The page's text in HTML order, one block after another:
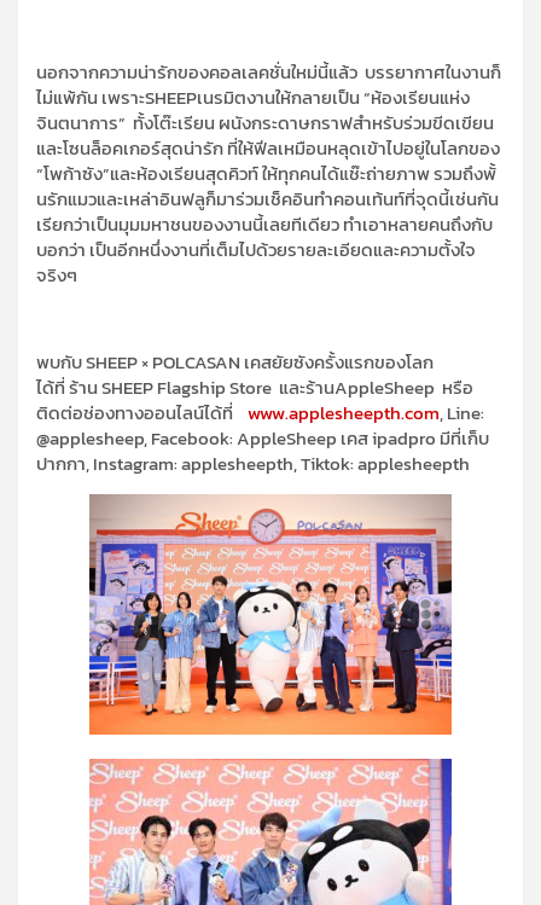
นอกจากความน่ารักของคอลเลคชั่นใหม่นี้แล้ว บรรยากาศในงานก็
ไม่แพ้กัน เพราะSHEEPเนรมิตงานให้กลายเป็น “ห้องเรียนแห่ง
จินตนาการ” ทั้งโต๊ะเรียน ผนังกระดาษกราฟสำหรับร่วมขีดเขียน
และโซนล็อคเกอร์สุดน่ารัก ที่ให้ฟีลเหมือนหลุดเข้าไปอยู่ในโลกของ
“โพก้าซัง”และห้องเรียนสุดคิวทให้ทุกคนได้แช๊ะถ่ายภาพรวมถึงพั้
นรักแมวและเหล่าอินฟลูก็มาร่วมเช็คอินทำคอนเท้นท์ที่จุดนี้เช่นกัน
เรียกว่าเป็นมุมมหาชนของงานนี้เลยทีเดียวทำเอาหลายคนถึงกับ
บอกว่า เป็นอีกหนึ่งงานที่เต็มไปด้วยรายละเอียดและความตั้งใจ
จริงๆ
พบกับSHEEP × POLCASAN เคสยัยซังครั้งแรกของโลก
ได้ทีร้านSHEEP Flagship Store และร้านAppleSheep หรือ
ติดต่อช่องทางออนไลน์ได้ที่ www.applesheepth.com, Line:
@applesheep,Facebook:AppleSheep เคสipadpro มีที่เก็บ
ปากกา, Instagram:applesheepth,Tiktok:applesheepth